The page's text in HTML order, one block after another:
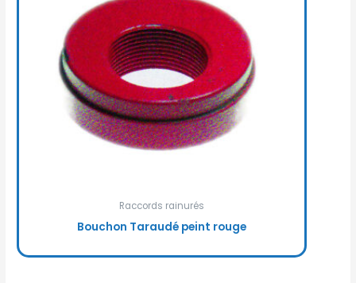
Raccords rainurés
Bouchon Taraudé peint rouge